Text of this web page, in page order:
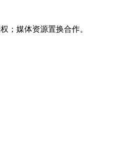
；媒体资源置换合作。